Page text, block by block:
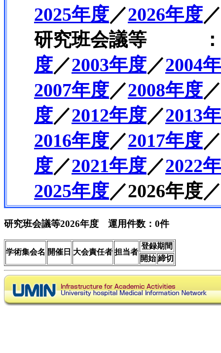
2025年度／2026年度／
研究班会議等 ：
度／2003年度／2004
2007年度／2008年度／
度／2012年度／2013
2016年度／2017年度／
度／2021年度／2022
2025年度／2026年度／
研究班会議等2026年度 運用件数：0件
学術集会名 開催日 大会責任者 担当者
登録期間
開始 締切